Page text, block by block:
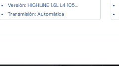
Versión: HIGHLINE 1.6L L4 105...
Transmisión: Automática